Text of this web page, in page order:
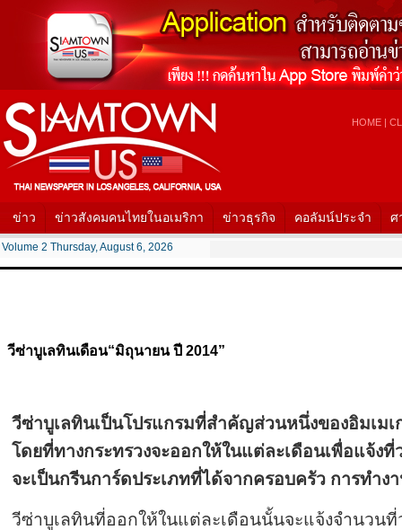
HOME |
ข่าว ข่าวสังคมคนไทยในอเมริกา ข่าวธุรกิจ คอลัมน์ประจำ ศ
Volume 2 Thursday, August 6, 2026
วีซ่าบูเลทินเดือน“มิถุนายน ปี 2014”
วีซ่าบูเลทินเป็นโปรแกรมที่สำคัญส่วนหนึ่งของอิมเมเ
โดยที่ทางกระทรวงจะออกให้ในแต่ละเดือนเพื่อแจ้งที่
จะเป็นกรีนการ์ดประเภทที่ได้จากครอบครัว การทำง
วีซ่าบูเลทินที่ออกให้ในแต่ละเดือนนั้นจะแจ้งจำนวนที่